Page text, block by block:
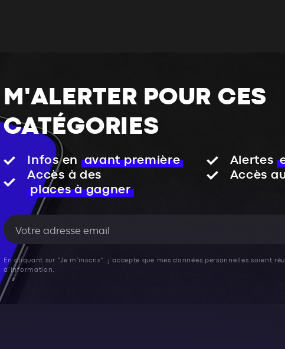
M'ALERTER POUR CES
CATÉGORIES
Infos en avant première Alertes
Accès à des
places à gagner
Accès
En cliquant sur "Je m'inscris", j’accepte que mes données personnelles soient
d’information.